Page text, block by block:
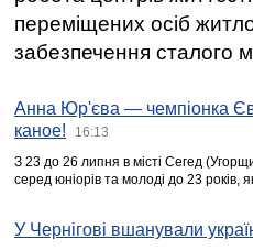
переміщених осіб
забезпечення сталого
Анна Юр'єва — чемпіонка
каное!
16:13
З 23 до 26 липня в місті Сегед
серед юніорів та молоді до 23 років,
У Чернігові вшанували